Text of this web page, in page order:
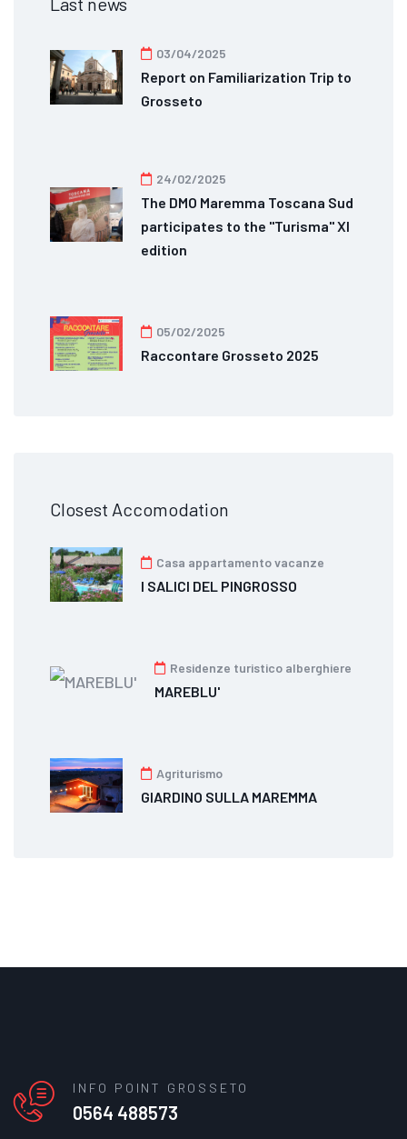
03/04/2025
Report on Familiarization Trip to
Grosseto
24/02/2025
The DMO Maremma Toscana Sud
participates to the "Turisma" XI
edition
05/02/2025
Raccontare Grosseto 2025
Closest Accomodation
Casa appartamento vacanze
I SALICI DEL PINGROSSO
Residenze turistico alberghiere
MAREBLU'
Agriturismo
GIARDINO SULLA MAREMMA
INFO POINT GROSSETO
0564 488573